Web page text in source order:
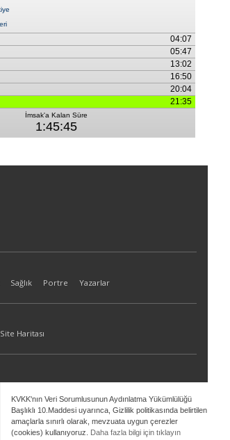
KVKK'nın Veri Sorumlusunun Aydınlatma Yükümlülüğü
Başlıklı 10.Maddesi uyarınca, Gizlilik politikasında belirtilen
amaçlarla sınırlı olarak, mevzuata uygun çerezler
(cookies) kullanıyoruz. Daha fazla bilgi için tıklayın
Sağlık Portre Yazarlar
Site Haritası